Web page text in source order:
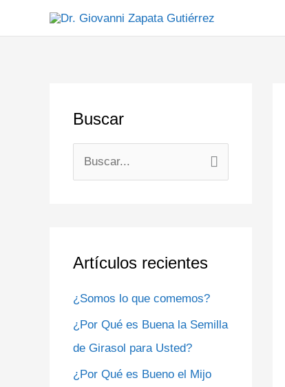
Buscar
a
p
o
r
:
Artículos recientes
¿Somos lo que comemos?
¿Por Qué es Buena la Semilla
de Girasol para Usted?
¿Por Qué es Bueno el Mijo